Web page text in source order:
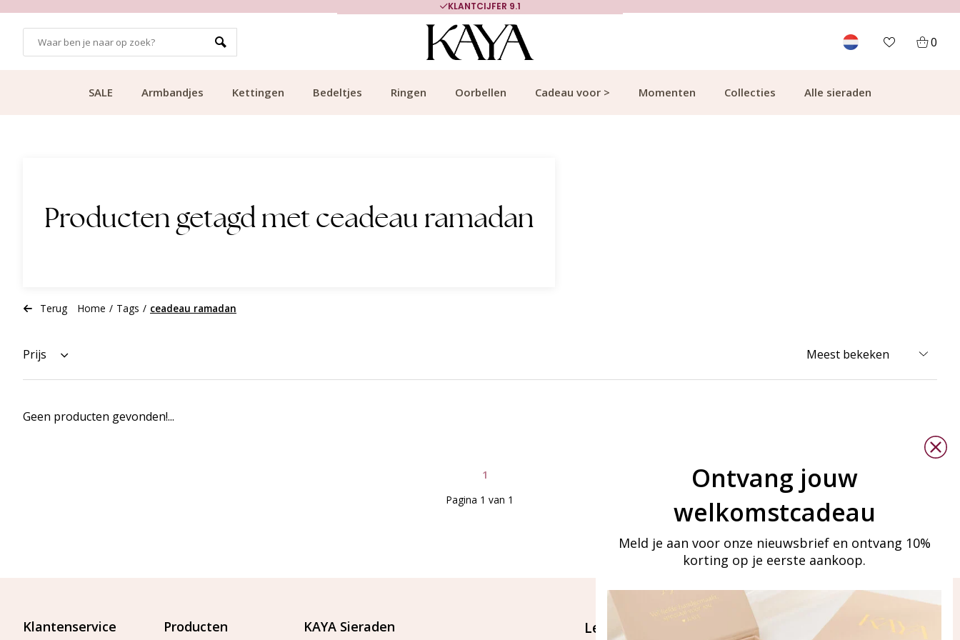
KLANTCIJFER 9.1
0
SALE Armbandjes Kettingen Bedeltjes Ringen Oorbellen Cadeau voor > Momenten Collecties Alle sieraden
Producten getagd met ceadeau ramadan
Terug Home / Tags / ceadeau ramadan
Prijs
Geen producten gevonden!...
1
Pagina 1 van 1
Klantenservice Producten KAYA Sieraden Let's stay in touch
Ontvang jouw
welkomstcadeau
Meld je aan voor onze nieuwsbrief en ontvang 10%
korting op je eerste aankoop.